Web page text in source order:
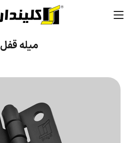
میله قفل